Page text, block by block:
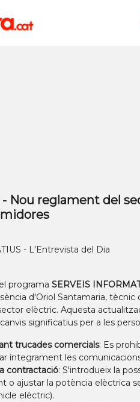
- Nou reglament del
- L'Entrevista del Dia
programa SERVEIS
d'Oriol Santamaria, tècnic
elèctric. Aquesta
significatius per a les
trucades comercials: Es
íntegrament les
contractació: S'introdueix la
o ajustar la potència elèctrica
elèctric).